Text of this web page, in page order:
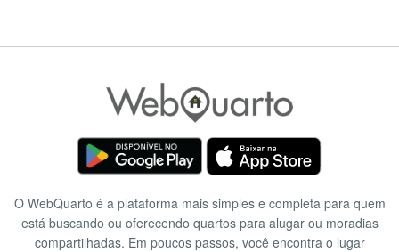
O WebQuarto é a plataforma mais simples e completa para quem
está buscando ou oferecendo quartos para alugar ou moradias
compartilhadas. Em poucos passos, você encontra o lugar